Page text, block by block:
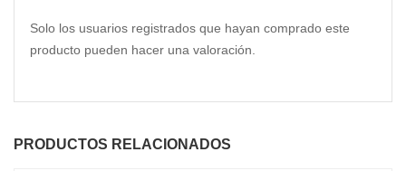
Solo los usuarios registrados que hayan comprado este
producto pueden hacer una valoración.
PRODUCTOS RELACIONADOS